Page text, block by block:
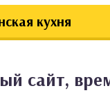
кухня
сайт,